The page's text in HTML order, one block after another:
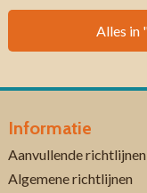
Alles in
Informatie
Aanvullende
Algemene richtlijnen